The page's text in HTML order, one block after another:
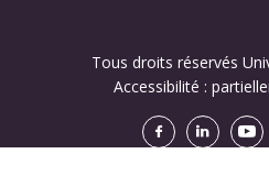
Tous droits réservés
Accessibilité :
FacebookLinkedIn